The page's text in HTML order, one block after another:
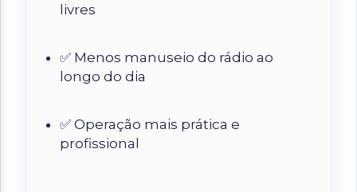
livres
✅ Menos manuseio do rádio ao
longo do dia
✅ Operação mais prática e
profissional